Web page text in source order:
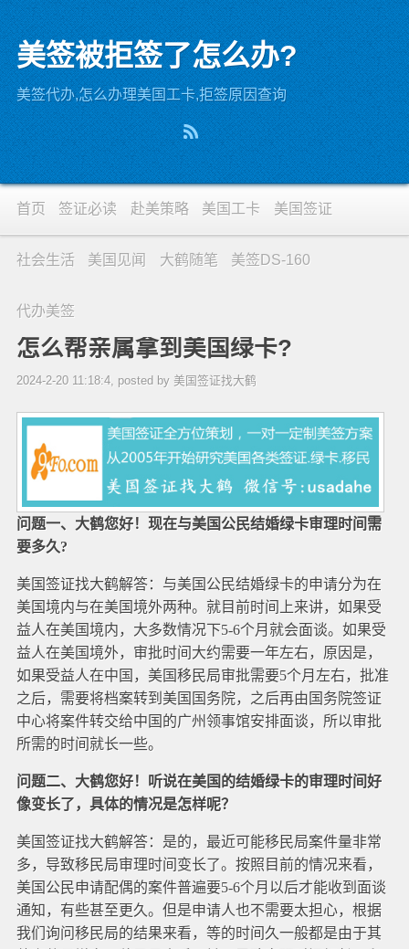
美签被拒签了怎么办?
美签代办,怎么办理美国工卡,拒签原因查询
首页 签证必读 赴美策略 美国工卡 美国签证
社会生活 美国见闻 大鹤随笔 美签DS-160
代办美签
怎么帮亲属拿到美国绿卡?
2024-2-20 11:18:4, posted by 美国签证找大鹤
问题一、大鹤您好！现在与美国公民结婚绿卡审理时间需
要多久?
美国签证找大鹤解答：与美国公民结婚绿卡的申请分为在
美国境内与在美国境外两种。就目前时间上来讲，如果受
益人在美国境内，大多数情况下5-6个月就会面谈。如果受
益人在美国境外，审批时间大约需要一年左右，原因是，
如果受益人在中国，美国移民局审批需要5个月左右，批准
之后，需要将档案转到美国国务院，之后再由国务院签证
中心将案件转交给中国的广州领事馆安排面谈，所以审批
所需的时间就长一些。
问题二、大鹤您好！听说在美国的结婚绿卡的审理时间好
像变长了，具体的情况是怎样呢？
美国签证找大鹤解答：是的，最近可能移民局案件量非常
多，导致移民局审理时间变长了。按照目前的情况来看，
美国公民申请配偶的案件普遍要5-6个月以后才能收到面谈
通知，有些甚至更久。但是申请人也不需要太担心，根据
我们询问移民局的结果来看，等的时间久一般都是由于其